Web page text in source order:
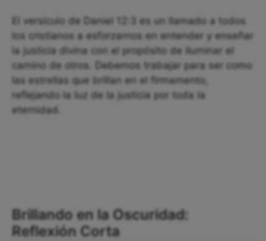
El versículo de Daniel 12:3 es un llamado a todos
los cristianos a esforzarnos en entender y enseñar
la justicia divina con el propósito de iluminar el
camino de otros. Debemos trabajar para ser como
las estrellas que brillan en el firmamento,
reflejando la luz de la justicia por toda la
eternidad.
Brillando en la Oscuridad:
Reflexión Corta